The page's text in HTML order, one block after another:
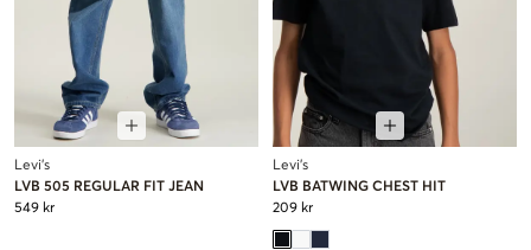
Levi's
LVB 505 REGULAR FIT JEAN
549 kr
Levi's
LVB BATWING CHEST HIT
209 kr